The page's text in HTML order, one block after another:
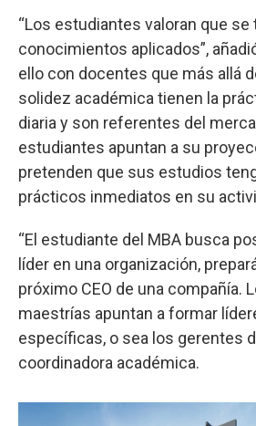
“Los estudiantes valoran que se
conocimientos aplicados”,
ello con docentes que más allá
solidez académica tienen la
diaria y son referentes del
estudiantes apuntan a su
pretenden que sus estudios
prácticos inmediatos en su
“El estudiante del MBA busca
líder en una organización,
próximo CEO de una compañía.
maestrías apuntan a formar
específicas, o sea los gerentes
coordinadora académica.